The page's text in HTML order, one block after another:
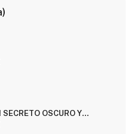
SECRETO OSCURO Y